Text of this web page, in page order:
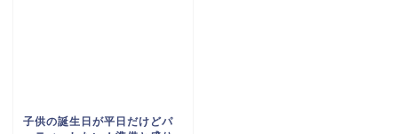
子供の誕生日が平日だけどパ